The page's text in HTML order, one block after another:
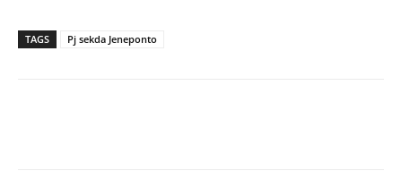
ts gr
TAGS Pj sekda Jeneponto